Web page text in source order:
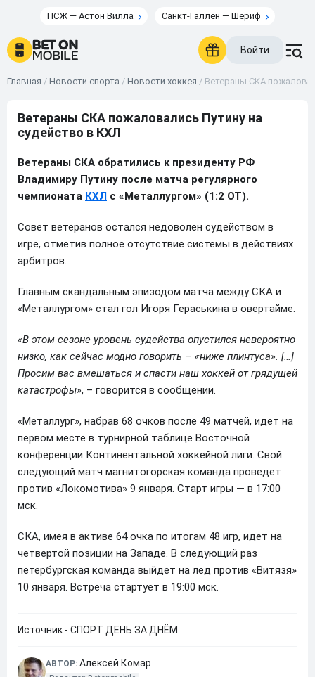
ПСЖ — Астон Вилла Санкт-Галлен — Шериф
Войти
Главная / Новости спорта / Новости хоккея / Ветераны СКА
Ветераны СКА пожаловались Путину на
судейство в КХЛ
Ветераны СКА обратились к президенту РФ
Владимиру Путину после матча регулярного
чемпионата КХЛ с «Металлургом» (1:2 ОТ).
Совет ветеранов остался недоволен судейством в
игре, отметив полное отсутствие системы в действиях
арбитров.
Главным скандальным эпизодом матча между СКА и
«Металлургом» стал гол Игоря Гераськина в овертайме.
«В этом сезоне уровень судейства опустился невероятно
низко, как сейчас модно говорить – «ниже плинтуса». […]
Просим вас вмешаться и спасти наш хоккей от грядущей
катастрофы», – говорится в сообщении.
«Металлург», набрав 68 очков после 49 матчей, идет на
первом месте в турнирной таблице Восточной
конференции Континентальной хоккейной лиги. Свой
следующий матч магнитогорская команда проведет
против «Локомотива» 9 января. Старт игры — в 17:00
мск.
СКА, имея в активе 64 очка по итогам 48 игр, идет на
четвертой позиции на Западе. В следующий раз
петербургская команда выйдет на лед против «Витязя»
10 января. Встреча стартует в 19:00 мск.
Источник - СПОРТ ДЕНЬ ЗА ДНЁМ
АВТОР: Алексей Комар